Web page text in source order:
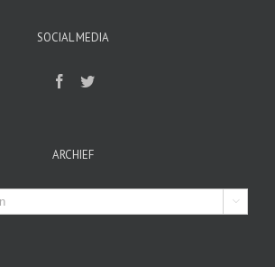
SOCIAL MEDIA
ARCHIEF
